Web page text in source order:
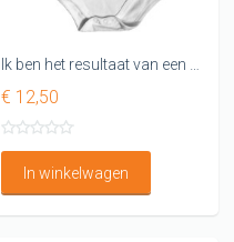
€ 12,50
In winkelwagen